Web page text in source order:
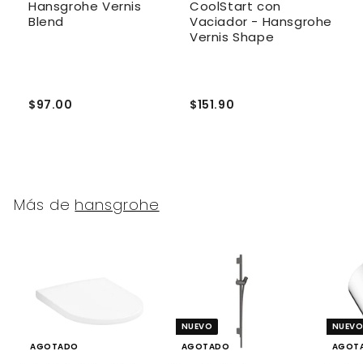
Hansgrohe Vernis
Blend
$97.00
CoolStart con
Vaciador - Hansgrohe
Vernis Shape
$151.90
Más de hansgrohe
AGOTADO
NUEVO
AGOTADO
NUEVO